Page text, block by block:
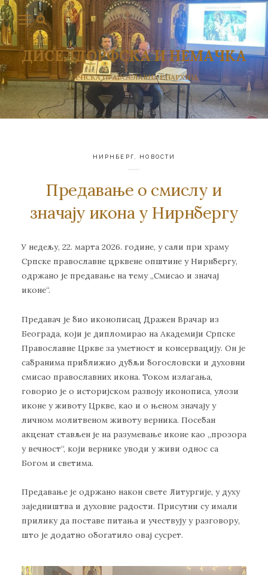
ДИСЕЛДОРФСКА И НЕМАЧКА
СРПСКА ПРАВОСЛАВНА ЕПАРХИЈА
НИРНБЕРГ НОВОСТИ
Предавање о смислу и
значају икона у Нирнбергу
У недељу, 22. марта 2026. године, у сали при храму
Српске православне црквене општине у Нирнбергу,
одржано је предавање на тему „Смисао и значај
иконе“.
Предавач је био иконописац Дражен Врачар из
Београда, који је дипломирао на Академији Српске
Православне Цркве за уметност и консервацију. Он је
сабранима приближио дубљи богословски и духовни
смисао православних икона. Током излагања,
говорио је о историјском развоју иконописа, улози
иконе у животу Цркве, као и о њеном значају у
личном молитвеном животу верника. Посебан
акценат стављен је на разумевање иконе као „прозора
у вечност“, који вернике уводи у живи однос са
Богом и светима.
Предавање је одржано након свете Литургије, у духу
заједништва и духовне радости. Присутни су имали
прилику да поставе питања и учествују у разговору,
што је додатно обогатило овај сусрет.